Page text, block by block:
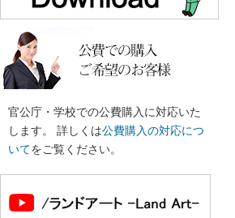
官公庁・学校での公費購入に対応いた
します。 詳しくは公費購入の対応につ
いてをご覧ください。